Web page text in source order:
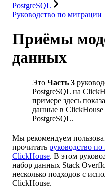
PostgreSQL
Руководство по миграции
Приёмы
данных
Это Часть 3
PostgreSQL на
примере здесь
данные в
PostgreSQL.
Мы рекомендуем
прочитать руководство
ClickHouse. В этом
набор данных Stack
несколько подходов с
ClickHouse.